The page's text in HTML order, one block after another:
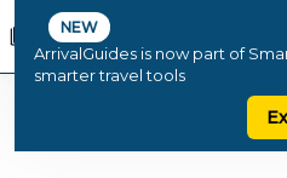
NEW
ArrivalGuides is now part of
smarter travel tools